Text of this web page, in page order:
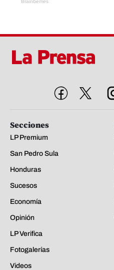
Secciones
LP Premium
San Pedro Sula
Honduras
Sucesos
Economía
Opinión
LP Verifica
Fotogalerías
Videos